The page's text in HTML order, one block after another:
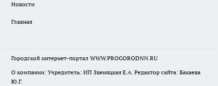
Новости
Главная
Городской интернет-портал WWW.PROGORODNN.RU
О компании: Учредитель: ИП Звеняцкая Е.А. Редактор сайта: Бакаева
Ю.Г.